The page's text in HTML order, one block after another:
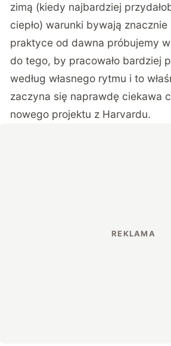
zimą (kiedy najbardziej
ciepło) warunki bywają znacznie
praktyce od dawna próbujemy
do tego, by pracowało bardziej
według własnego rytmu i to
zaczyna się naprawdę ciekawa
nowego projektu z Harvardu.